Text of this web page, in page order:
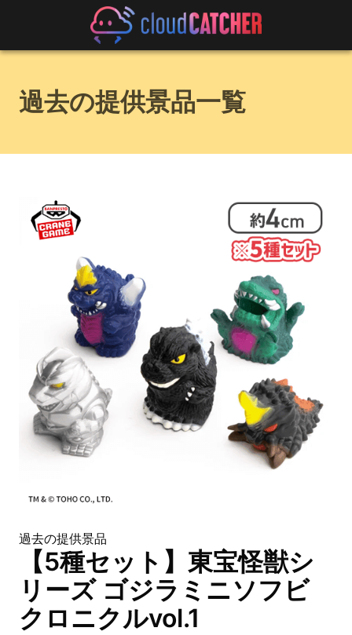
過去の提供景品一覧
過去の提供景品
【5種セット】東宝怪獣シ
リーズ ゴジラミニソフビ
クロニクルvol.1